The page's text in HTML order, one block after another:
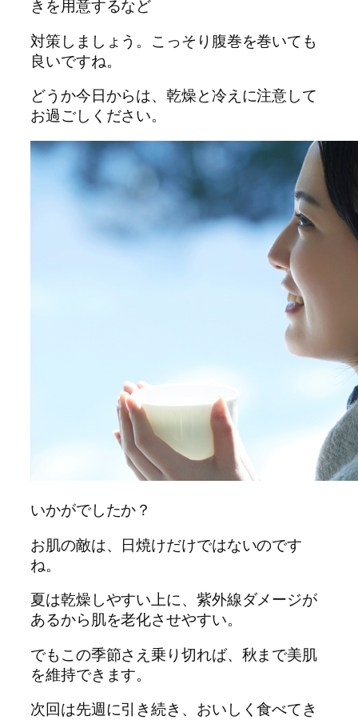
きを用意するなど
対策しましょう。こっそり腹巻を巻いても
良いですね。
どうか今日からは、乾燥と冷えに注意して
お過ごしください。
いかがでしたか？
お肌の敵は、日焼けだけではないのです
ね。
夏は乾燥しやすい上に、紫外線ダメージが
あるから肌を老化させやすい。
でもこの季節さえ乗り切れば、秋まで美肌
を維持できます。
次回は先週に引き続き、おいしく食べてき